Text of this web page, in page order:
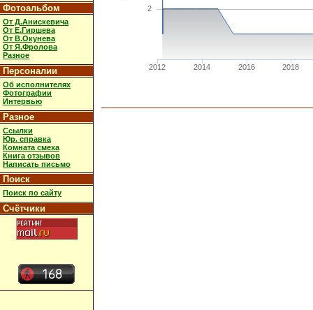
Фотоальбом
От Д.Анискевича
От Е.Гиршева
От В.Окунева
От Я.Фролова
Разное
Персоналии
Об исполнителях
Фотографии
Интервью
Разное
Ссылки
Юр. справка
Комната смеха
Книга отзывов
Написать письмо
Поиск
Поиск по сайту
Счётчики
2012 2014 2016 2018
2